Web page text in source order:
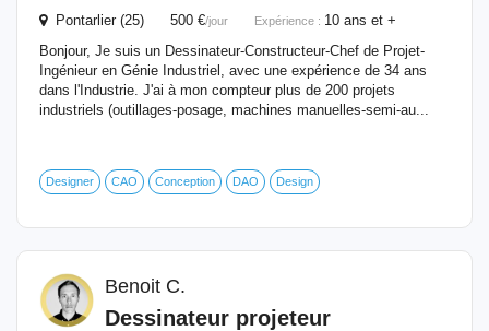
Pontarlier (25) 500 €/jour Expérience : 10 ans et +
Bonjour, Je suis un Dessinateur-Constructeur-Chef de Projet-
Ingénieur en Génie Industriel, avec une expérience de 34 ans
dans l'Industrie. J'ai à mon compteur plus de 200 projets
industriels (outillages-posage, machines manuelles-semi-au...
Designer CAO Conception DAO Design
Benoit C.
Dessinateur projeteur